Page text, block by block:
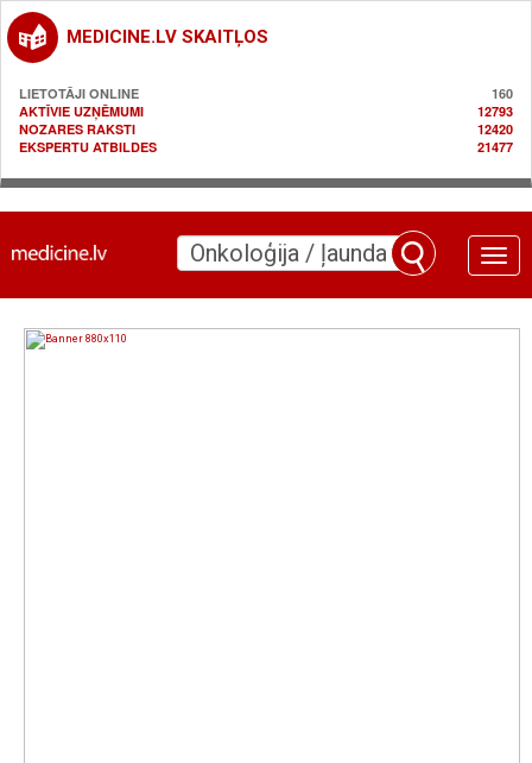
MEDICINE.LV SKAITĻOS
LIETOTĀJI ONLINE
160
AKTĪVIE UZŅĒMUMI
12793
NOZARES RAKSTI
12420
EKSPERTU ATBILDES
21477
Toggle